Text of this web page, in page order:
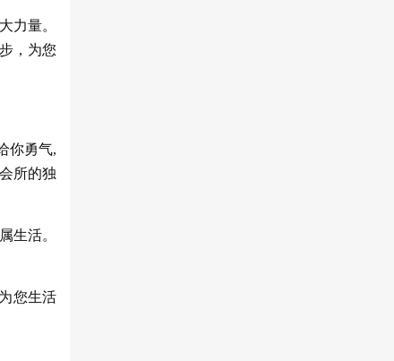
力量。
，为您
你勇气,
所的独
生活。
您生活